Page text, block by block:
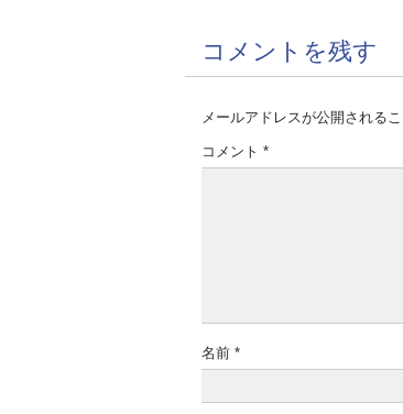
コメントを残す
メールアドレスが公開されるこ
コメント *
名前 *